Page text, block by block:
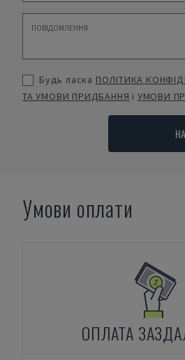
Будь ласка ПОЛІТИКА
ТА УМОВИ ПРИДБАННЯ і УМОВИ
Умови оплати
ОПЛАТА